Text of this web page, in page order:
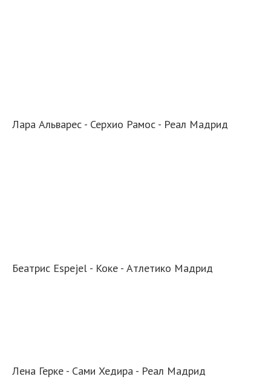
Лара Альварес - Серхио Рамос - Реал Мадрид
Беатрис Espejel - Коке - Атлетико Мадрид
Лена Герке - Сами Хедира - Реал Мадрид